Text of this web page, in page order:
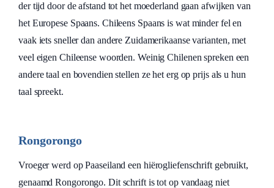
der tijd door de afstand tot het moederland gaan afwijken van
het Europese Spaans. Chileens Spaans is wat minder fel en
vaak iets sneller dan andere Zuidamerikaanse varianten, met
veel eigen Chileense woorden. Weinig Chilenen spreken een
andere taal en bovendien stellen ze het erg op prijs als u hun
taal spreekt.
Rongorongo
Vroeger werd op Paaseiland een hiërogliefenschrift gebruikt,
genaamd Rongorongo. Dit schrift is tot op vandaag niet